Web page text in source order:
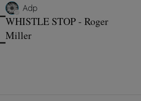
Adp
WHISTLE STOP - Roger
Miller